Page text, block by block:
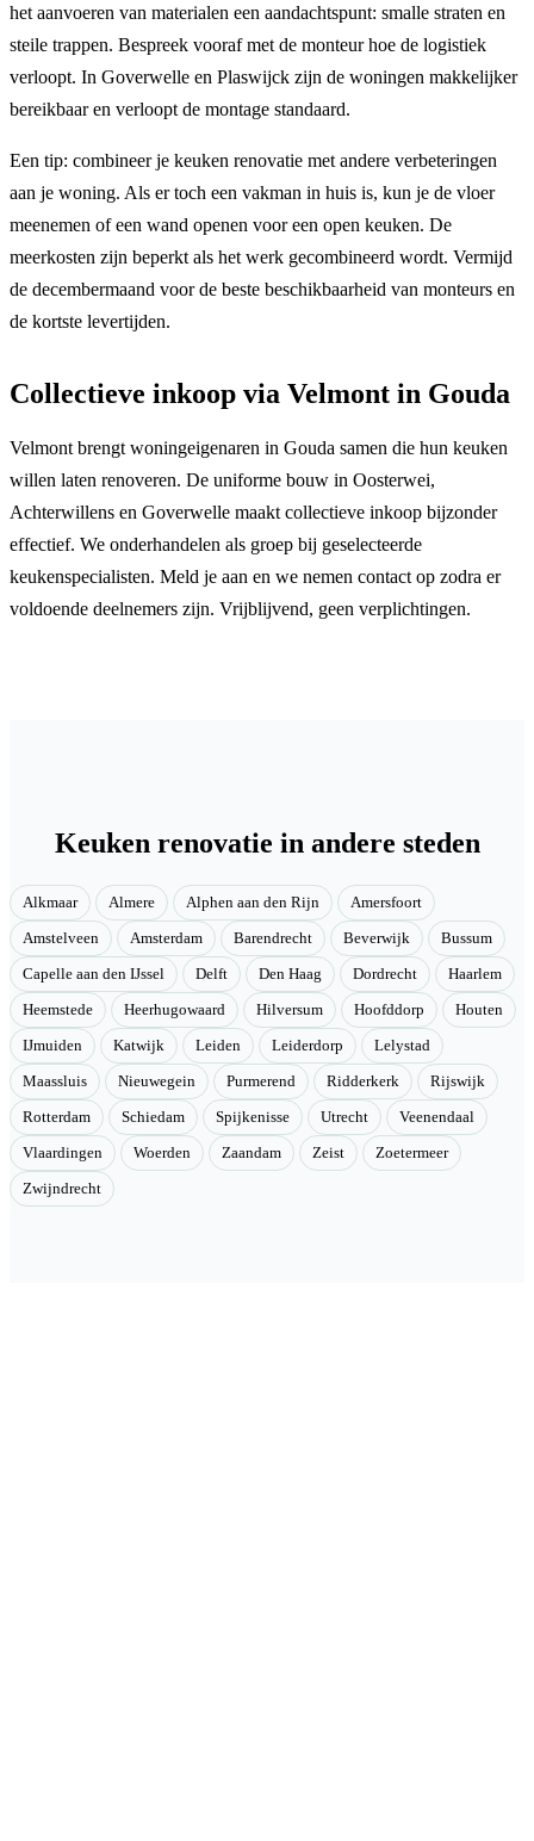
het aanvoeren van materialen een aandachtspunt: smalle straten en
steile trappen. Bespreek vooraf met de monteur hoe de logistiek
verloopt. In Goverwelle en Plaswijck zijn de woningen makkelijker
bereikbaar en verloopt de montage standaard.
Een tip: combineer je keuken renovatie met andere verbeteringen
aan je woning. Als er toch een vakman in huis is, kun je de vloer
meenemen of een wand openen voor een open keuken. De
meerkosten zijn beperkt als het werk gecombineerd wordt. Vermijd
de decembermaand voor de beste beschikbaarheid van monteurs en
de kortste levertijden.
Collectieve inkoop via Velmont in Gouda
Velmont brengt woningeigenaren in Gouda samen die hun keuken
willen laten renoveren. De uniforme bouw in Oosterwei,
Achterwillens en Goverwelle maakt collectieve inkoop bijzonder
effectief. We onderhandelen als groep bij geselecteerde
keukenspecialisten. Meld je aan en we nemen contact op zodra er
voldoende deelnemers zijn. Vrijblijvend, geen verplichtingen.
Keuken renovatie in andere steden
Alkmaar Almere Alphen aan den Rijn Amersfoort
Amstelveen Amsterdam Barendrecht Beverwijk Bussum
Capelle aan den IJssel Delft Den Haag Dordrecht Haarlem
Heemstede Heerhugowaard Hilversum Hoofddorp Houten
IJmuiden Katwijk Leiden Leiderdorp Lelystad
Maassluis Nieuwegein Purmerend Ridderkerk Rijswijk
Rotterdam Schiedam Spijkenisse Utrecht Veenendaal
Vlaardingen Woerden Zaandam Zeist Zoetermeer
Zwijndrecht